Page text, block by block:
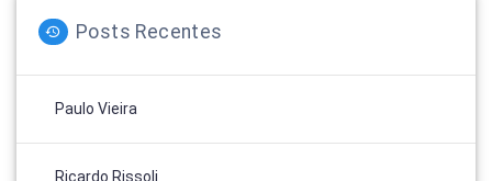
Posts Recentes
Paulo Vieira
Ricardo Rissoli